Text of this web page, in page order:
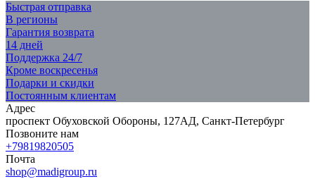
Быстрая отправка
В регионы
Гарантия возврата
14 дней
Поддержка 24/7
Кроме воскресенья
Подарки и скидки
Постоянным клиентам
Адрес
проспект Обуховской Обороны, 127АД, Санкт-Петербург
Позвоните нам
+79819820505
Почта
shop@madigroup.ru